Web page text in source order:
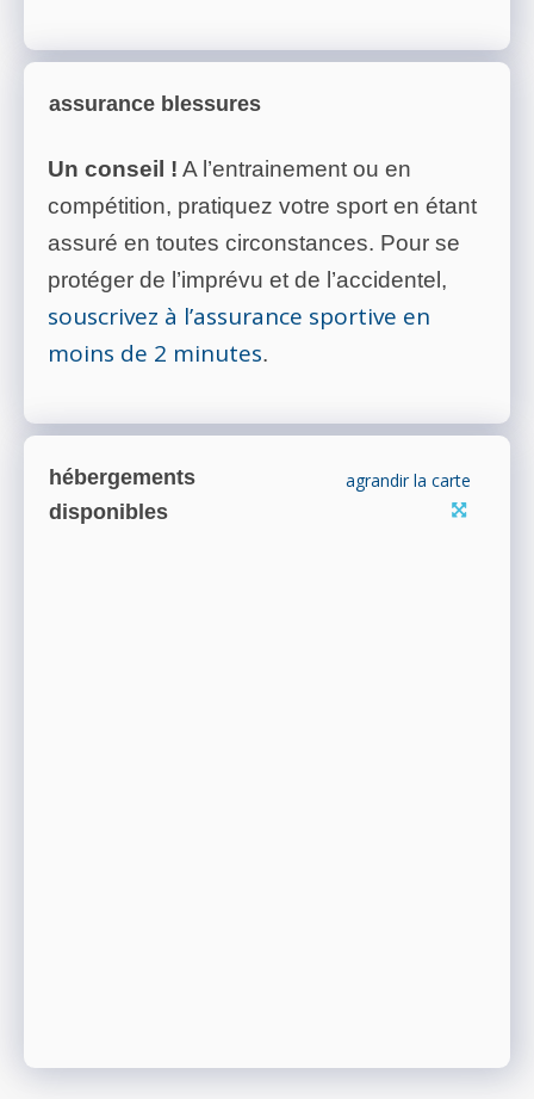
assurance blessures
Un conseil ! A l’entrainement ou en
compétition, pratiquez votre sport en étant
assuré en toutes circonstances. Pour se
protéger de l’imprévu et de l’accidentel,
souscrivez à l’assurance sportive en
moins de 2 minutes.
hébergements
disponibles
agrandir la carte